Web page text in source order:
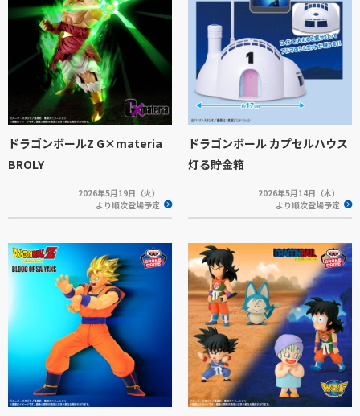
ドラゴンボールZ G×materia
BROLY
2026年5月19日（火）
より順次登場予定
ドラゴンボール カプセルハウス
灯る貯金箱
2026年5月14日（木）
より順次登場予定